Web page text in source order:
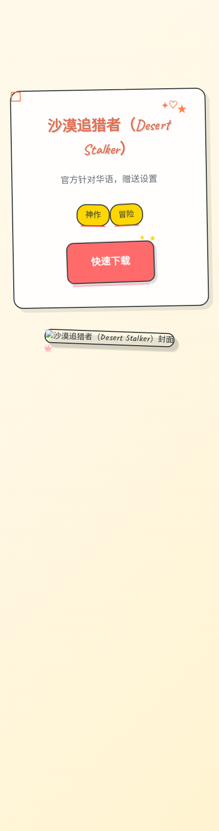
沙漠追猎者（Desert
Stalker）
✦♡★
官方针对华语，赠送设置
神作 冒险
快速下载
→
✦ ★
✧
♡
★
♥